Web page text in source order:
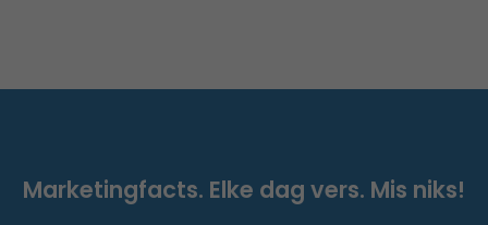
Marketingfacts. Elke dag vers. Mis niks!